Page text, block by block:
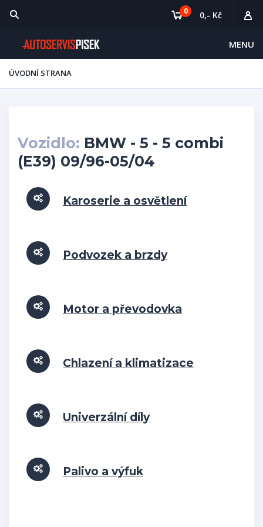
MENU
0 0,- Kč
ÚVODNÍ STRANA
Vozidlo: BMW - 5 - 5 combi
(E39) 09/96-05/04
Karoserie a osvětlení
Podvozek a brzdy
Motor a převodovka
Chlazení a klimatizace
Univerzální díly
Palivo a výfuk